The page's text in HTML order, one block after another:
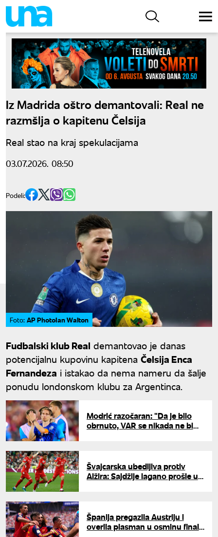
Iz Madrida oštro demantovali: Real ne
razmšlja o kapitenu Čelsija
Real stao na kraj spekulacijama
03.07.2026. 08:50
Podeli:
Foto: AP PhotoIan Walton
Fudbalski klub Real demantovao je danas
potencijalnu kupovinu kapitena Čelsija Enca
Fernandeza i istakao da nema nameru da šalje
ponudu londonskom klubu za Argentinca.
Modrić razočaran: "Da je bilo
obrnuto, VAR se nikada ne bi
Švajcarska ubedljiva protiv
Alžira: Sajdžije lagano prošle u
Španija pregazila Austriju i
overila plasman u osminu finala